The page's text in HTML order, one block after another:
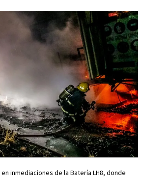
inmediaciones de la Batería LH8, donde